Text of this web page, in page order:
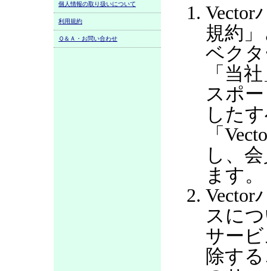
個人情報の取り扱いについて
利用規約
Ｑ＆Ａ・お問い合わせ
Vector
規約
ベク
「当
スポ
した
「
し、
ます。
Vector
スに
サー
除す